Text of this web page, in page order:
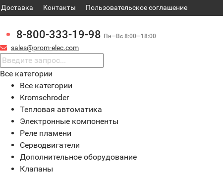
Доставка Контакты ​Пользовательское соглашение
8-800-333-19-98 Пн—Вс 8:00—18:00
sales@prom-elec.com
Все категории
Все категории
Kromschroder
Тепловая автоматика
Электронные компоненты
Реле пламени
Серводвигатели
Дополнительное оборудование
Клапаны